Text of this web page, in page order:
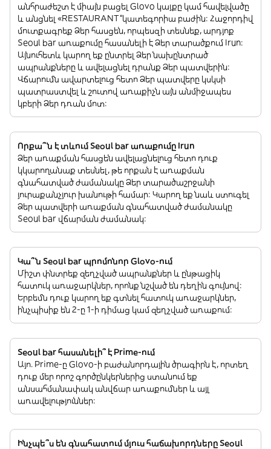
անհրաժեշտ է միայն բացել Glovo կայքը կամ հավելվածը
և անցնել «RESTAURANT”կատեգորիա բաժին: Հաջորդիվ
մուտքագրեք Ձեր հասցեն, որպեսզի տեսնեք, արդյոք
Seoul bar առաքումը հասանելի է Ձեր տարածքում Irun:
Այնուհետև կարող եք ընտրել Ձեր նախընտրած
ապրանքները և ավելացնել դրանք Ձեր պատվերին:
Վճարումն ավարտելուց հետո Ձեր պատվերը կսկսի
պատրաստվել և շուտով առաքիչն այն անմիջապես
կբերի Ձեր դռան մոտ:
Որքա՞ն է տևում Seoul bar առաքումը Irun
Ձեր առաքման հասցեն ավելացնելուց հետո դուք
կկարողանաք տեսնել, թե որքան է առաքման
գնահատված ժամանակը Ձեր տարածաշրջանի
յուրաքանչյուր խանութի համար: Կարող եք նաև ստուգել
Ձեր պատվերի առաքման գնահատված ժամանակը
Seoul bar վճարման ժամանակ:
Կա՞ն Seoul bar պրոմոնոր Glovo-ում
Միշտ փնտրեք զեղչված ապրանքներ և ընթացիկ
հատուկ առաջարկներ, որոնք նշված են դեղին գույնով:
Երբեմն դուք կարող եք գտնել հատուկ առաջարկներ,
ինչպիսիք են 2-ը 1-ի դիմաց կամ զեղչված առաքում:
Seoul bar հասանելի՞ է Prime-ում
Այո. Prime-ը Glovo-ի բաժանորդային ծրագիրն է, որտեղ
դուք մեր որոշ գործընկերներից ստանում եք
անսահմանափակ անվճար առաքումներ և այլ
առավելություններ:
Ինչպե՞ս են գնահատում մյուս հաճախորդները Seoul